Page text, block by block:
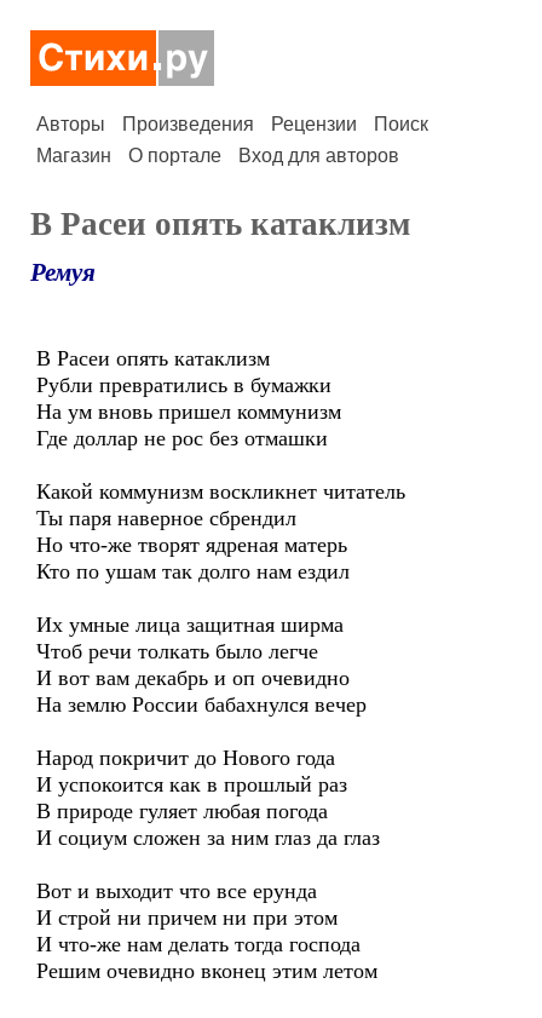
Авторы Произведения Рецензии
Поиск
Магазин
О портале Вход для авторов
В Расеи опять катаклизм
Ремуя
В Расеи опять катаклизм
Рубли превратились в бумажки
На ум вновь пришел коммунизм
Где доллар не рос без отмашки
Какой коммунизм воскликнет читатель
Ты паря наверное сбрендил
Но что-же творят ядреная матерь
Кто по ушам так долго нам ездил
Их умные лица защитная ширма
Чтоб речи толкать было легче
И вот вам декабрь и оп очевидно
На землю России бабахнулся вечер
Народ покричит до Нового года
И успокоится как в прошлый раз
В природе гуляет любая погода
И социум сложен за ним глаз да глаз
Вот и выходит что все ерунда
И строй ни причем ни при этом
И что-же нам делать тогда господа
Решим очевидно вконец этим летом